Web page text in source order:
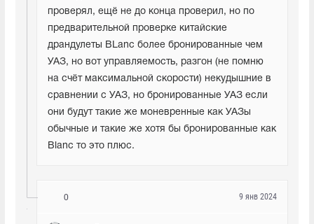
проверял, ещё не до конца проверил, но по
предварительной проверке китайские
драндулеты BLanc более бронированные чем
УАЗ, но вот управляемость, разгон (не помню
на счёт максимальной скорости) некудышние в
сравнении с УАЗ, но бронированные УАЗ если
они будут такие же моневренные как УАЗы
обычные и такие же хотя бы бронированные как
Blanc то это плюс.
0 9 янв 2024